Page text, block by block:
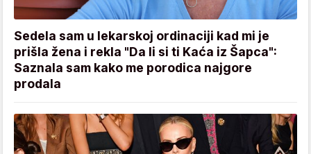
Sedela sam u lekarskoj ordinaciji kad mi je
prišla žena i rekla "Da li si ti Kaća iz Šapca":
Saznala sam kako me porodica najgore
prodala